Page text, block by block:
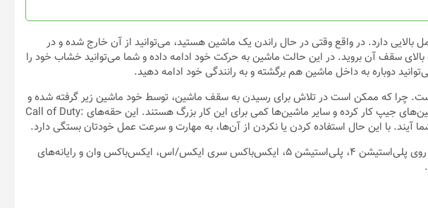
محصول
شوند
محصول
شوند
بالایی دارد. در واقع وقتی در حال راندن یک ماشین هستید، می‌توانید از آن خارج شده و در
سقف آن بروید. در این حالت ماشین به حرکت خود ادامه داده و شما می‌توانید خشاب خود را
دوباره به داخل ماشین هم برگشته و به رانندگی خود ادامه دهید.
چرا که ممکن است در تلاش برای رسیدن به سقف ماشین، توسط خود ماشین زیر گرفته شده و
بمیرید. هم‌چنین این حقه تنها بر روی ماشین‌های جیپ کار کرده و سایر ماشین‌ها کمی برای این کار بزرگ هستند. این حقه‌های Call of Duty:
Call of Duty: Warzone در حال حاضر بر روی پلی‌استیشن ۴، پلی‌استیشن ۵، ایکس‌باکس سری ایکس/اس، ایکس‌باکس وان و رایانه‌های